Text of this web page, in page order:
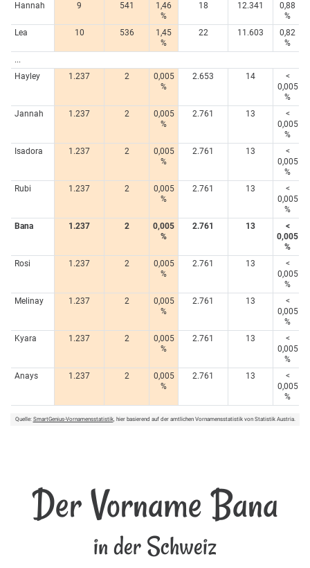
Hannah 9 541
1,46
%
18 12.341
0,88
%
Lea
10 536
1,45
%
22 11.603
0,82
%
...
Hayley
1.237 2
0,005
%
2.653 14
<
0,005
%
Jannah
1.237 2
0,005
%
2.761 13
<
0,005
%
Isadora
1.237 2
0,005
%
2.761 13
<
0,005
%
Rubi
1.237 2
0,005
%
2.761 13
<
0,005
%
Bana
1.237 2
0,005
%
2.761 13
<
0,005
%
Rosi
1.237 2
0,005
%
2.761 13
<
0,005
%
Melinay
1.237 2
0,005
%
2.761 13
<
0,005
%
Kyara
1.237 2
0,005
%
2.761 13
<
0,005
%
Anays
1.237 2
0,005
%
2.761 13
<
0,005
%
Quelle: SmartGenius-Vornamensstatistik, hier basierend auf der amtlichen Vornamensstatistik von Statistik Austria.
Der Vorname Bana
in der Schweiz